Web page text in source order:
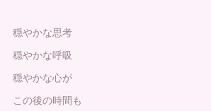
穏やかな思考
穏やかな呼吸
穏やかな心が
この後の時間も